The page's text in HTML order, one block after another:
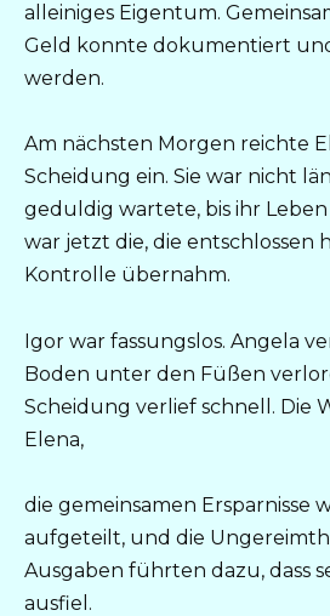
alleiniges Eigentum.
Geld konnte dokumentiert
werden.
Am nächsten Morgen reichte
Scheidung ein. Sie war nicht
geduldig wartete, bis ihr
war jetzt die, die entschlossen
Kontrolle übernahm.
Igor war fassungslos. Angela
Boden unter den Füßen
Scheidung verlief schnell. Die
Elena,
die gemeinsamen Ersparnisse
aufgeteilt, und die
Ausgaben führten dazu, dass
ausfiel.